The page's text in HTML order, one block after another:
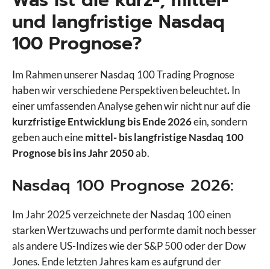
und langfristige Nasdaq
100 Prognose?
Im Rahmen unserer Nasdaq 100 Trading Prognose
haben wir verschiedene Perspektiven beleuchtet.In
einer umfassenden Analyse gehen wir nicht nur auf die
kurzfristige Entwicklung bis Ende 2026ein, sondern
geben auch einemittel- bis langfristige Nasdaq 100
Prognose bis ins Jahr 2050ab.
Nasdaq 100 Prognose 2026:
Im Jahr 2025 verzeichnete der Nasdaq 100 einen
starken Wertzuwachs und performte damit noch besser
als andere US-Indizes wie der S&P 500 oder der Dow
Jones. Ende letzten Jahres kam es aufgrund der